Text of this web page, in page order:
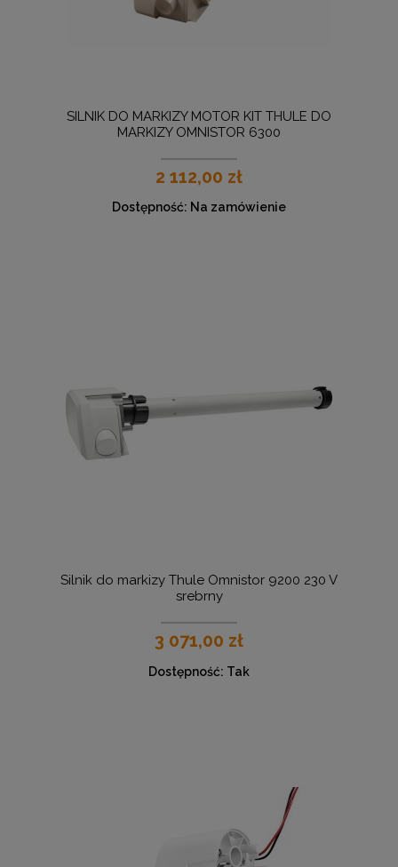
SILNIK DO MARKIZY MOTOR KIT THULE DO
MARKIZY OMNISTOR 6300
2 112,00 zł
Dostępność: Na zamówienie
Silnik do markizy Thule Omnistor 9200 230 V
srebrny
3 071,00 zł
Dostępność: Tak